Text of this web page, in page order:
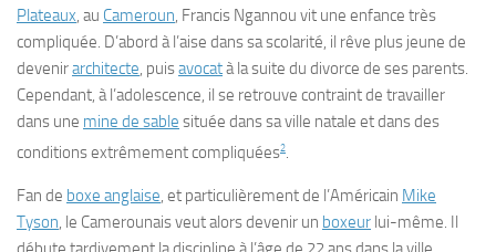
Plateaux, au Cameroun, Francis Ngannou vit une enfance très
compliquée. D’abord à l’aise dans sa scolarité, il rêve plus jeune de
devenirarchitecte, puisavocatà la suite du divorce de ses parents.
Cependant, à l’adolescence, il se retrouve contraint de travailler
dans une mine de sable située dans sa ville natale et dans des
conditions extrêmement compliquées2.
Fan de boxe anglaise, et particulièrement de l’Américain Mike
Tyson, le Camerounais veut alors devenir un boxeur lui-même. Il